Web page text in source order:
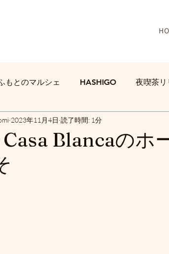
もとのマルシェ HASHIGO 夜喫茶リ
Blancaのホ
2023年11月4日 読了時間: 1分